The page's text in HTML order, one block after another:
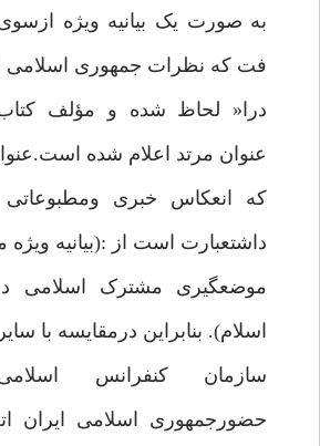
به صورت یک بیانیه ویژه ازسوی
فت که نظرات جمهوری اسلامی
درا« لحاظ شده و مؤلف کتاب
عنوان مرتد اعلام شده
که انعکاس خبری ومطبوعاتی
داشتعبارت است از :(بیانیه ویژه
موضعگیری مشترک اسلامی
اسلام). بنابراین درمقایسه با
سازمان کنفرانس
حضورجمهوری اسلامی ایران